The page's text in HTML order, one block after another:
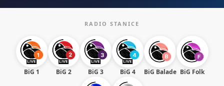
RADIO STANICE
BiG 1 BiG 2 BiG 3 BiG 4 BiG Balade BiG Folk